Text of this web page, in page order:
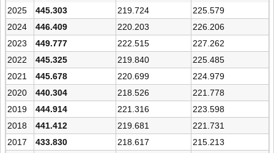
2025
445.303 219.724
225.579
2024
446.409 220.203
226.206
2023
449.777 222.515
227.262
2022
445.325 219.840
225.485
2021
445.678 220.699
224.979
2020
440.304 218.526
221.778
2019
444.914 221.316
223.598
2018
441.412 219.681
221.731
2017
433.830 218.617
215.213